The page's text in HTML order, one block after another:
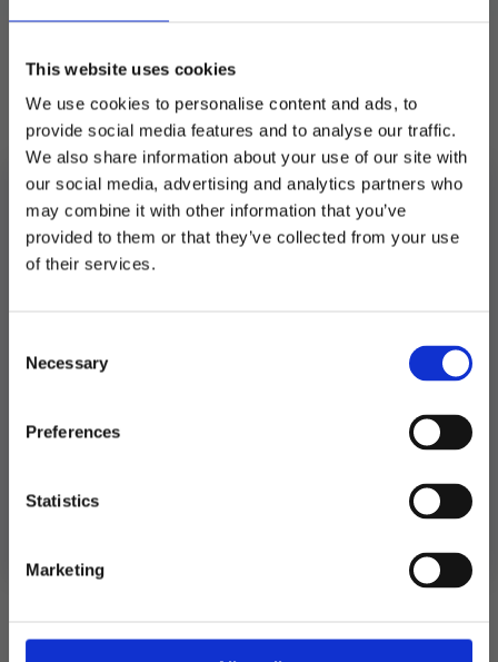
This website uses cookies
We use cookies to personalise content and ads, to
provide social media features and to analyse our traffic.
We also share information about your use of our site with
our social media, advertising and analytics partners who
may combine it with other information that you’ve
provided to them or that they’ve collected from your use
of their services.
Selection
Necessary
Preferences
Statistics
Marketing
69kr
Opprinnelig
pris
69 kr.
48kr
Nåværende
pris
48 kr.
Spiselig pynt til kake eller cupcakes!
12 stk i pakken.
Utsolgt
Produktnummer:106802
Kategorier:
Baking
Spiselig kakepynt
Stikkord:Baby,Dåp,Konfirmasjon
Relaterte produkter
TILBUD!